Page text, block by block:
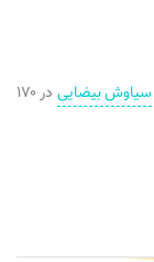
سیاوش بیضایی
در ۱۷۰